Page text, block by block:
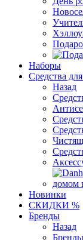
Наборы
Средства
Назад
Новинки
СКИДКИ %
Бренды
Назад
Бренды